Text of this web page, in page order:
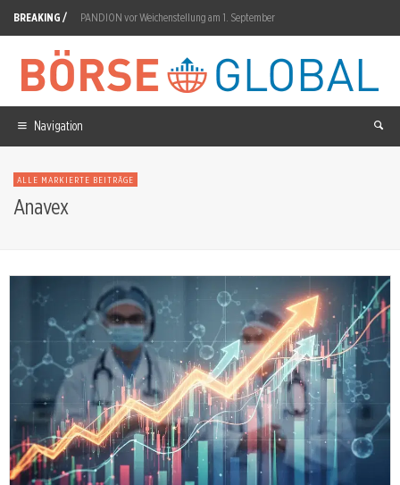
BREAKING / PANDION vor Weichenstellung am 1. September
Mercedes-Benz Aktie: Jonas von Malottki neuer CIO
Chevron Aktie: Microsoft-Vertrag über 2,67 Gigawatt
SoftBank: 1,3 Billionen Yen Intel-Windfall
Bayer Aktie: Crop Science-EBITDA springt 30,2 Prozent
Navigation
ALLE MARKIERTE BEITRÄGE
Anavex